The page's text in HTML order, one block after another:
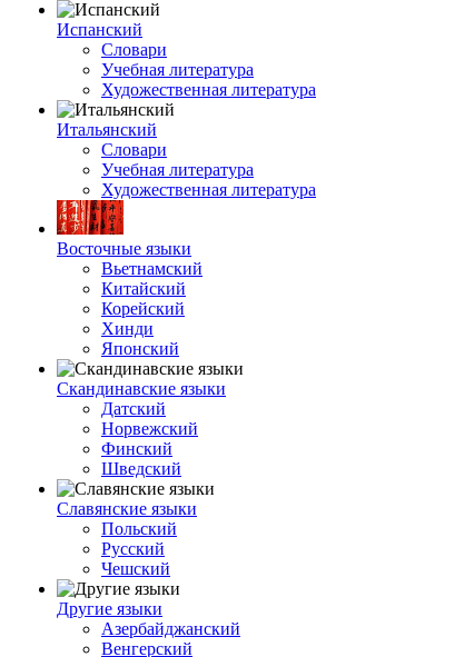
Испанский
Словари
Учебная литература
Художественная литература
Итальянский
Словари
Учебная литература
Художественная литература
Восточные языки
Вьетнамский
Китайский
Корейский
Хинди
Японский
Скандинавские языки
Датский
Норвежский
Финский
Шведский
Славянские языки
Польский
Русский
Чешский
Другие языки
Азербайджанский
Венгерский